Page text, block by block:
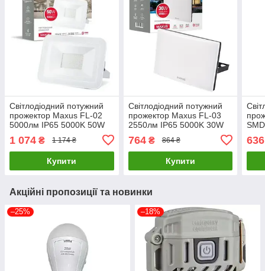
Світлодіодний потужний
прожектор Maxus FL-02
5000лм IP65 5000K 50W
1 074 ₴ 1 174 ₴
Купити
Світлодіодний потужний
прожектор Maxus FL-03
2550лм IP65 5000K 30W
764₴ 864 ₴
Купити
636
Акційні пропозиції та новинки
–25% –18%